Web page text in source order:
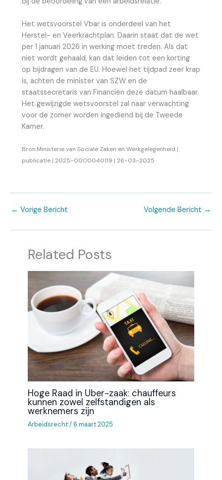
Het wetsvoorstel Vbar is onderdeel van het
Herstel- en Veerkrachtplan. Daarin staat dat de wet
per 1 januari 2026 in werking moet treden. Als dat
niet wordt gehaald, kan dat leiden tot een korting
op bijdragen van de EU. Hoewel het tijdpad zeer krap
is, achten de minister van SZW en de
staatssecretaris van Financiën deze datum haalbaar.
Het gewijzigde wetsvoorstel zal naar verwachting
voor de zomer worden ingediend bij de Tweede
Kamer.
Bron:Ministerie van Sociale Zaken en Werkgelegenheid |
publicatie | 2025-0000040119 | 26-03-2025
← Vorige Bericht Volgende Bericht →
Related Posts
Hoge Raad in Uber-zaak: chauffeurs
kunnen zowel zelfstandigen als
werknemers zijn
Arbeidsrecht/6 maart 2025